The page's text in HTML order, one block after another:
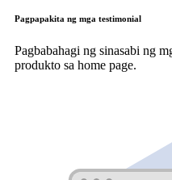
Pagpapakita ng mga testimonial
Pagbabahagi ng sinasabi ng
produkto sa home page.